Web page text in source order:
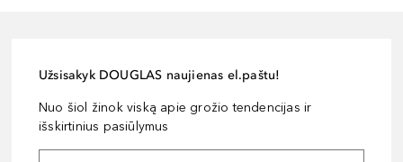
Užsisakyk DOUGLAS naujienas el.paštu!
Nuo šiol žinok viską apie grožio tendencijas ir
išskirtinius pasiūlymus